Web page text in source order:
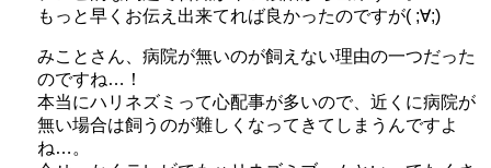
もっと早くお伝え出来てれば良かったのですが( ;∀;)
みことさん、病院が無いのが飼えない理由の一つだった
のですね…！
本当にハリネズミって心配事が多いので、近くに病院が
無い場合は飼うのが難しくなってきてしまうんですよ
ね…。